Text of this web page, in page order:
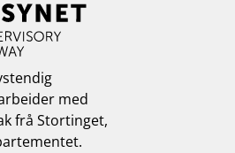
med
frå Stortinget,